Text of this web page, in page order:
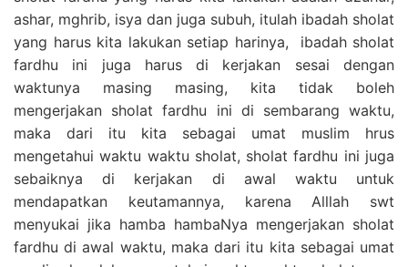
ashar, mghrib, isya dan juga subuh, itulah ibadah sholat
yang harus kita lakukan setiap harinya, ibadah sholat
fardhu ini juga harus di kerjakan sesai dengan
waktunya masing masing, kita tidak boleh
mengerjakan sholat fardhu ini di sembarang waktu,
maka dari itu kita sebagai umat muslim hrus
mengetahui waktu waktu sholat, sholat fardhu ini juga
sebaiknya di kerjakan di awal waktu untuk
mendapatkan keutamannya, karena Alllah swt
menyukai jika hamba hambaNya mengerjakan sholat
fardhu di awal waktu, maka dari itu kita sebagai umat